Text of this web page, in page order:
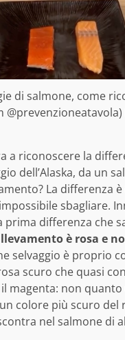
di salmone, come
a riconoscere la
dell’Alaska, da un
La differenza
sbagliare.
prima differenza che
è rosa e
selvaggio è proprio
scuro che quasi
magenta: non
colore più scuro del
nel salmone di